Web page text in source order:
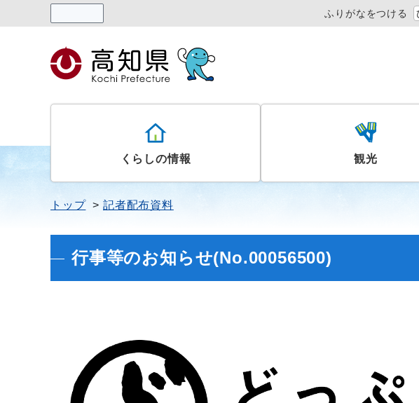
ふりがなをつける
くらしの情報 観光
トップ 記者配布資料
行事等のお知らせ(No.00056500)